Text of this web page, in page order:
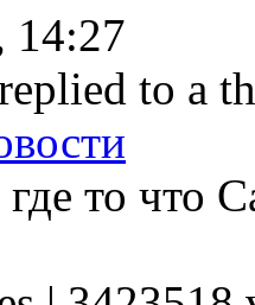
14:27
to a
то что